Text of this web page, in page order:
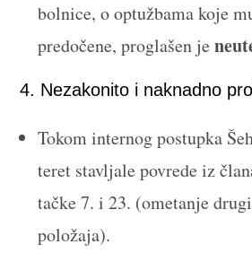
bolnice, o optužbama koje
predočene, proglašen je
4. Nezakonito i naknadno
Tokom internog postupka
teret stavljale povrede iz
tačke 7. i 23. (ometanje
položaja).